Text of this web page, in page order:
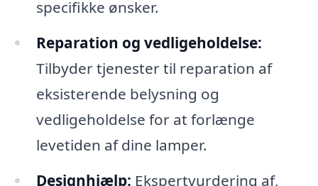
specifikke ønsker.
Reparation og vedligeholdelse:
Tilbyder tjenester til reparation af
eksisterende belysning og
vedligeholdelse for at forlænge
levetiden af dine lamper.
Designhjælp: Ekspertvurdering af,